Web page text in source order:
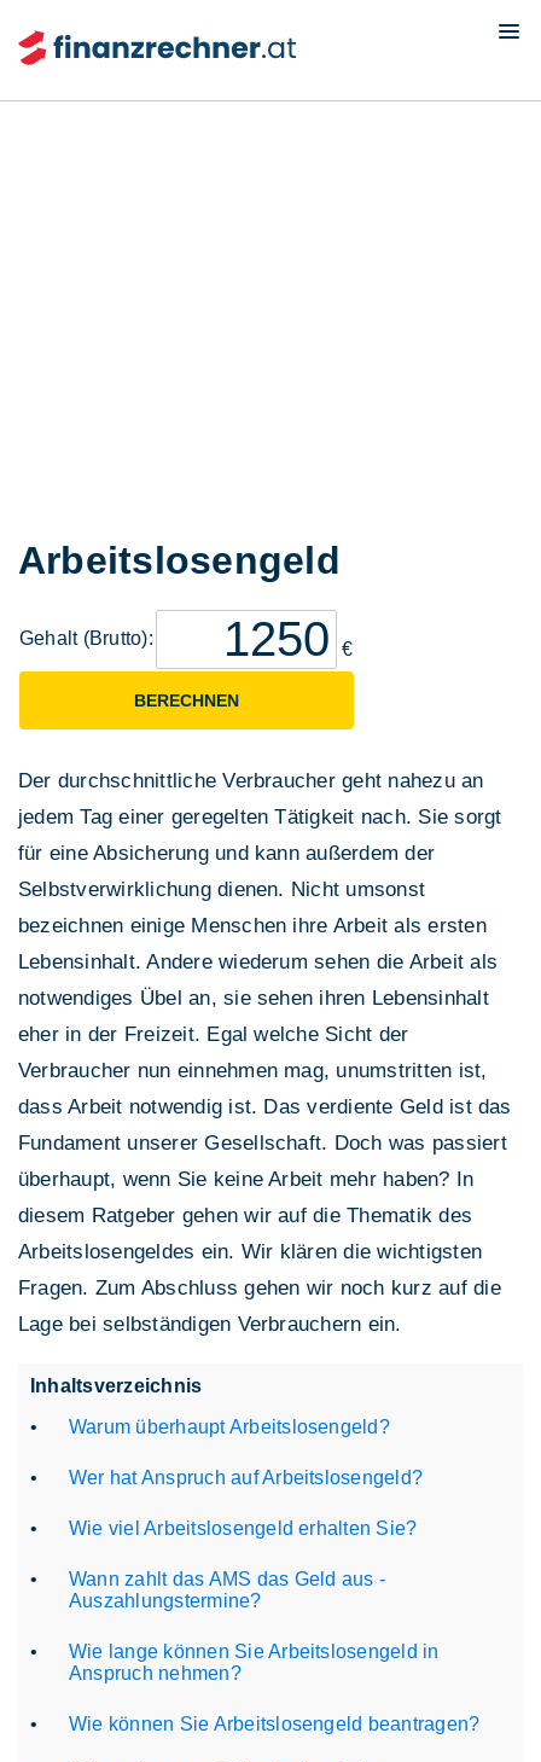
Arbeitslosengeld
Gehalt (Brutto):
€
BERECHNEN
Der durchschnittliche Verbraucher geht nahezu an
jedem Tag einer geregelten Tätigkeit nach. Sie sorgt
für eine Absicherung und kann außerdem der
Selbstverwirklichung dienen. Nicht umsonst
bezeichnen einige Menschen ihre Arbeit als ersten
Lebensinhalt. Andere wiederum sehen die Arbeit als
notwendiges Übel an, sie sehen ihren Lebensinhalt
eher in der Freizeit. Egal welche Sicht der
Verbraucher nun einnehmen mag, unumstritten ist,
dass Arbeit notwendig ist. Das verdiente Geld ist das
Fundament unserer Gesellschaft. Doch was passiert
überhaupt, wenn Sie keine Arbeit mehr haben? In
diesem Ratgeber gehen wir auf die Thematik des
Arbeitslosengeldes ein. Wir klären die wichtigsten
Fragen. Zum Abschluss gehen wir noch kurz auf die
Lage bei selbständigen Verbrauchern ein.
Inhaltsverzeichnis
Warum überhaupt Arbeitslosengeld?
Wer hat Anspruch auf Arbeitslosengeld?
Wie viel Arbeitslosengeld erhalten Sie?
Wann zahlt das AMS das Geld aus -
Auszahlungstermine?
Wie lange können Sie Arbeitslosengeld in
Anspruch nehmen?
Wie können Sie Arbeitslosengeld beantragen?